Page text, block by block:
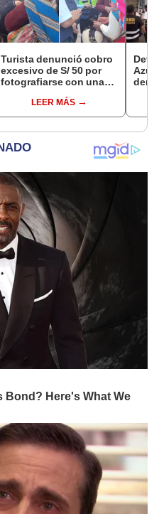
Turista denunció cobro
excesivo de S/ 50 por
fotografiarse con una
Serenazgo recuperó el
dinero
LEER MÁS
Azul